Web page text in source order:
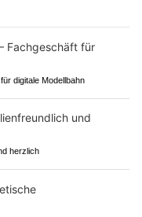
digitale Modellbahn
herzlich